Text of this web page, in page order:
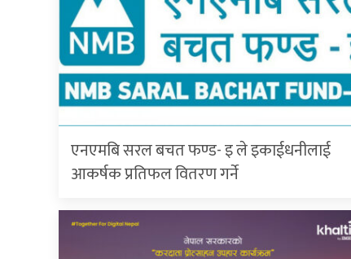
एनएमबि सरल बचत फण्ड- इ ले इकाईधनीलाई
आकर्षक प्रतिफल वितरण गर्ने